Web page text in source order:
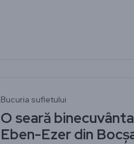
Bucuria sufletului
O seară
Eben-Ezer din